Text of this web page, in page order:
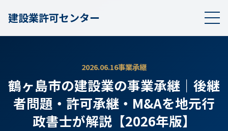
建設業許可センター
2026.06.16事業承継
鶴ヶ島市の建設業の事業承継｜後継
者問題・許可承継・M&Aを地元行
政書士が解説【2026年版】